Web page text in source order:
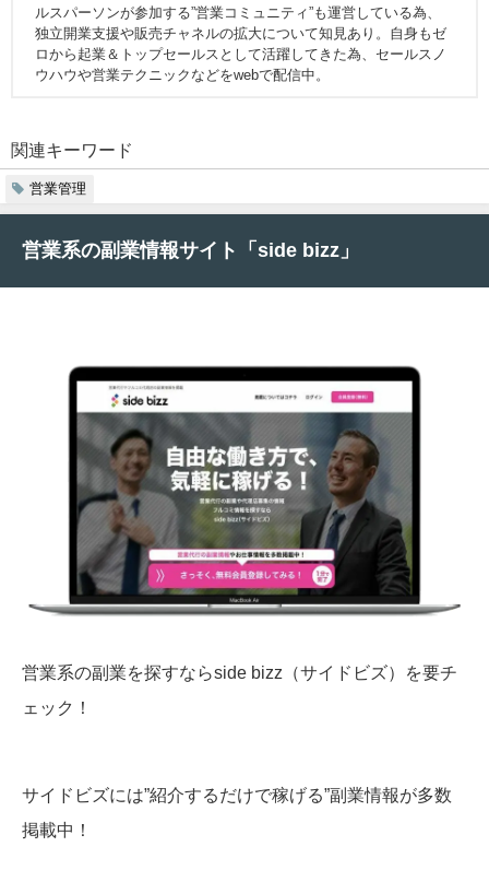
ルスパーソンが参加する”営業コミュニティ”も運営している為、
独立開業支援や販売チャネルの拡大について知見あり。自身もゼ
ロから起業＆トップセールスとして活躍してきた為、セールスノ
ウハウや営業テクニックなどをwebで配信中。
関連キーワード
営業管理
営業系の副業情報サイト「side bizz」
営業系の副業を探すならside bizz（サイドビズ）を要チ
ェック！
サイドビズには”紹介するだけで稼げる”副業情報が多数
掲載中！